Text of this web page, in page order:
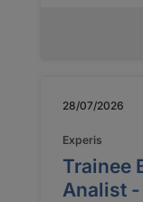
28/07/2026
Experis
Trainee
Analist